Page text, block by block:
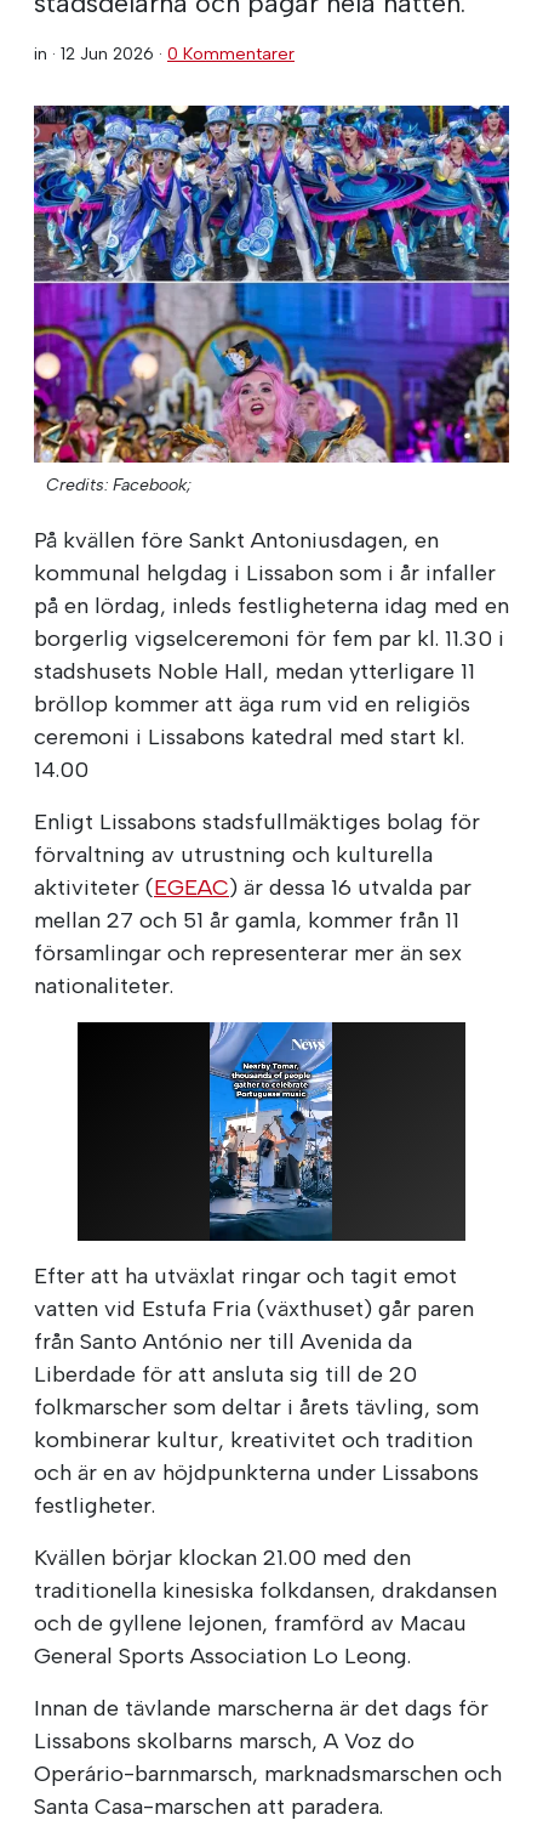
in · 12 Jun 2026 · 0 Kommentarer
Credits: Facebook;
På kvällen före Sankt Antoniusdagen, en
kommunal helgdag i Lissabon som i år infaller
på en lördag, inleds festligheterna idag med en
borgerlig vigselceremoni för fem par kl. 11.30 i
stadshusets Noble Hall, medan ytterligare 11
bröllop kommer att äga rum vid en religiös
ceremoni i Lissabons katedral med start kl.
14.00
Enligt Lissabons stadsfullmäktiges bolag för
förvaltning av utrustning och kulturella
aktiviteter (EGEAC) är dessa 16 utvalda par
mellan 27 och 51 år gamla, kommer från 11
församlingar och representerar mer än sex
nationaliteter.
Efter att ha utväxlat ringar och tagit emot
vatten vid Estufa Fria (växthuset) går paren
från Santo António ner till Avenida da
Liberdade för att ansluta sig till de 20
folkmarscher som deltar i årets tävling, som
kombinerar kultur, kreativitet och tradition
och är en av höjdpunkterna under Lissabons
festligheter.
Kvällen börjar klockan 21.00 med den
traditionella kinesiska folkdansen, drakdansen
och de gyllene lejonen, framförd av Macau
General Sports Association Lo Leong.
Innan de tävlande marscherna är det dags för
Lissabons skolbarns marsch, A Voz do
Operário-barnmarsch, marknadsmarschen och
Santa Casa-marschen att paradera.